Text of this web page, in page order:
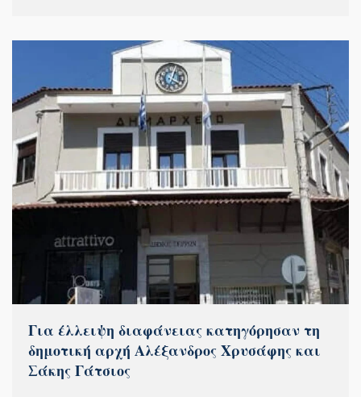
Για έλλειψη διαφάνειας κατηγόρησαν τη
δημοτική αρχή Αλέξανδρος Χρυσάφης και
Σάκης Γάτσιος